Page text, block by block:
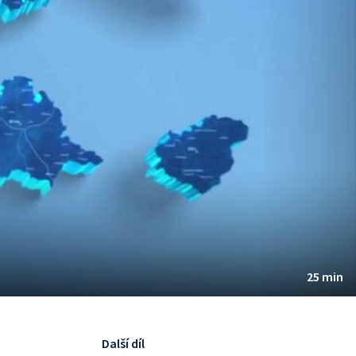
25 min
Další díl